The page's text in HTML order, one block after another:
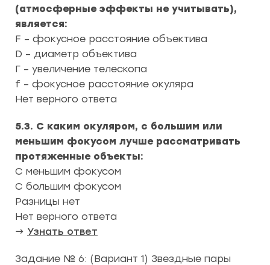
(атмосферные эффекты не учитывать),
является:
F – фокусное расстояние объектива
D – диаметр объектива
Г – увеличение телескопа
f – фокусное расстояние окуляра
Нет верного ответа
5.3. С каким окуляром, с большим или
меньшим фокусом лучше рассматривать
протяженные объекты:
С меньшим фокусом
С большим фокусом
Разницы нет
Нет верного ответа
→ Узнать ответ
Задание № 6: (Вариант 1) Звездные пары